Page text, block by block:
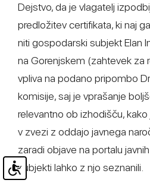
Dejstvo, da je vlagatelj
predložitev certifikata, ki naj
niti gospodarski subjekt Elan
na Gorenjskem (zahtevek za
vpliva na podano pripombo
komisije, saj je vprašanje
relevantno ob izhodišču,
v zvezi z oddajo javnega
zaradi objave na portalu
subjekti lahko z njo seznanili.